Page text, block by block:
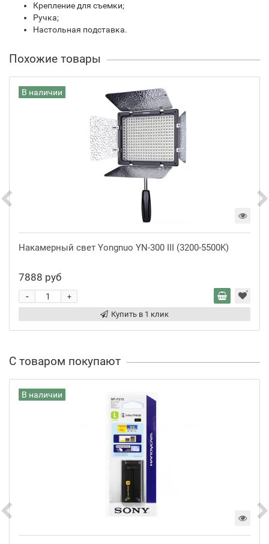
Крепление для съемки;
Ручка;
Настольная подставка.
Похожие товары
В наличии
Накамерный свет Yongnuo YN-300 III (3200-5500K)
7888 руб
+
-
Купить в 1 клик
С товаром покупают
В наличии